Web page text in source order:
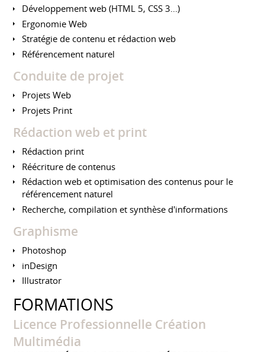
Développement web (HTML 5, CSS 3...)
Ergonomie Web
Stratégie de contenu et rédaction web
Référencement naturel
Conduite de projet
Projets Web
Projets Print
Rédaction web et print
Rédaction print
Réécriture de contenus
Rédaction web et optimisation des contenus pour le
référencement naturel
Recherche, compilation et synthèse d'informations
Graphisme
Photoshop
inDesign
Illustrator
FORMATIONS
Licence Professionnelle Création
Multimédia